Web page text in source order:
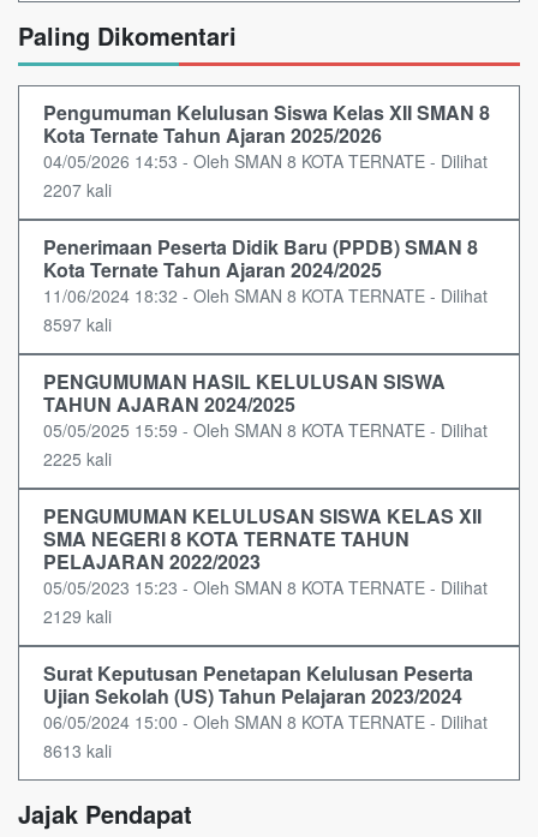
Paling Dikomentari
Pengumuman Kelulusan Siswa Kelas XII SMAN 8
Kota Ternate Tahun Ajaran 2025/2026
04/05/2026 14:53 - Oleh SMAN 8 KOTA TERNATE - Dilihat
2207 kali
Penerimaan Peserta Didik Baru (PPDB) SMAN 8
Kota Ternate Tahun Ajaran 2024/2025
11/06/2024 18:32 - Oleh SMAN 8 KOTA TERNATE - Dilihat
8597 kali
PENGUMUMAN HASIL KELULUSAN SISWA
TAHUN AJARAN 2024/2025
05/05/2025 15:59 - Oleh SMAN 8 KOTA TERNATE - Dilihat
2225 kali
PENGUMUMAN KELULUSAN SISWA KELAS XII
SMA NEGERI 8 KOTA TERNATE TAHUN
PELAJARAN 2022/2023
05/05/2023 15:23 - Oleh SMAN 8 KOTA TERNATE - Dilihat
2129 kali
Surat Keputusan Penetapan Kelulusan Peserta
Ujian Sekolah (US) Tahun Pelajaran 2023/2024
06/05/2024 15:00 - Oleh SMAN 8 KOTA TERNATE - Dilihat
8613 kali
Jajak Pendapat